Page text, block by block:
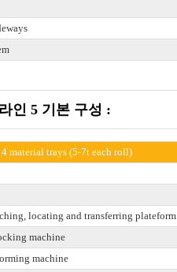
인 5 기본 구성 :
material trays (5-7t each roll)
locating and transferring plateform
machine
machine